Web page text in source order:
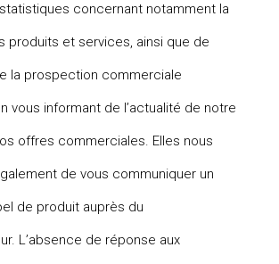
concernant notamment la
produits et services, ainsi que de
la prospection commerciale
vous informant de l’actualité de notre
offres commerciales. Elles nous
de vous communiquer un
de produit auprès du
L’absence de réponse aux